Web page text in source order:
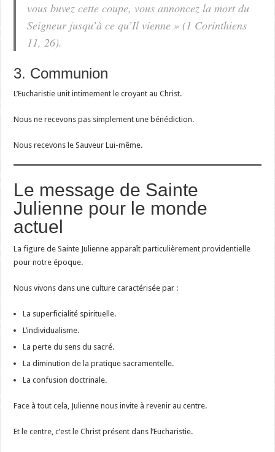
vous buvez cette coupe, vous annoncez la mort du
Seigneur jusqu’à ce qu’Il vienne » (1 Corinthiens
11, 26).
3. Communion
L’Eucharistie unit intimement le croyant au Christ.
Nous ne recevons pas simplement une bénédiction.
Nous recevons le Sauveur Lui-même.
Le message de Sainte
Julienne pour le monde
actuel
La figure de Sainte Julienne apparaît particulièrement providentielle
pour notre époque.
Nous vivons dans une culture caractérisée par :
La superficialité spirituelle.
L’individualisme.
La perte du sens du sacré.
La diminution de la pratique sacramentelle.
La confusion doctrinale.
Face à tout cela, Julienne nous invite à revenir au centre.
Et le centre, c’est le Christ présent dans l’Eucharistie.